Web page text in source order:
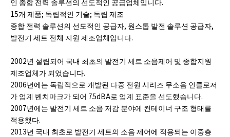
인 종합 전력 솔루션의 선도적인 공급업체입니다.
15개 제품; 독립적인 기술; 독립 제조
종합 전력 솔루션의 선도적인 공급자, 원스톱 발전 솔루션 공급자,
발전기 세트 전체 지원 제조업체입니다.
2002년 설립되어 국내 최초의 발전기 세트 소음제어 및 종합지원
제조업체가 되었습니다.
2006년에는 독립적으로 개발된 다중 전원 시리즈 무소음 인클로저
가 업계 벤치마크가 되어 75dBA로 업계 표준을 선도했습니다.
2007년에는 발전기 세트 소음 저감 분야에 컨테이너 구조 형태를
적용했다.
2013년 국내 최초로 발전기 세트의 소음 제어에 적용되는 이중층